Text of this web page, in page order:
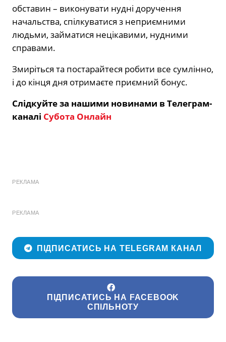
обставин – виконувати нудні доручення
начальства, спілкуватися з неприємними
людьми, займатися нецікавими, нудними
справами.
Змиріться та постарайтеся робити все сумлінно,
і до кінця дня отримаєте приємний бонус.
Слідкуйте за нашими новинами в Телеграм-
каналі Субота Онлайн
РЕКЛАМА
РЕКЛАМА
ПІДПИСАТИСЬ НА TELEGRAM КАНАЛ
ПІДПИСАТИСЬ НА FACEBOOK
СПІЛЬНОТУ